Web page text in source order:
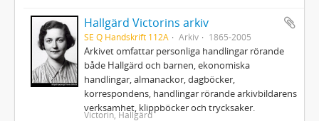
Hallgärd Victorins arkiv
SE Q Handskrift 112A Arkiv 1865-2005
Arkivet omfattar personliga handlingar rörande
både Hallgärd och barnen, ekonomiska
handlingar, almanackor, dagböcker,
korrespondens, handlingar rörande arkivbildarens
verksamhet, klippböcker och trycksaker.
Victorin, Hallgärd